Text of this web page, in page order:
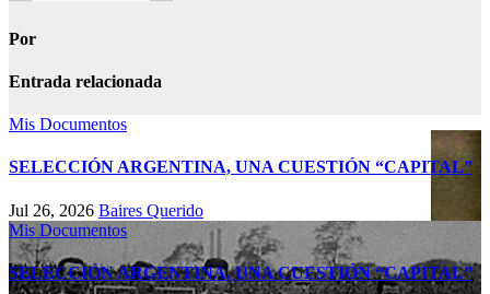
Por
Entrada relacionada
Mis Documentos
SELECCIÓN ARGENTINA, UNA CUESTIÓN “CAPITAL”
Jul 26, 2026 Baires Querido
Mis Documentos
SELECCIÓN ARGENTINA, UNA CUESTIÓN “CAPITAL”